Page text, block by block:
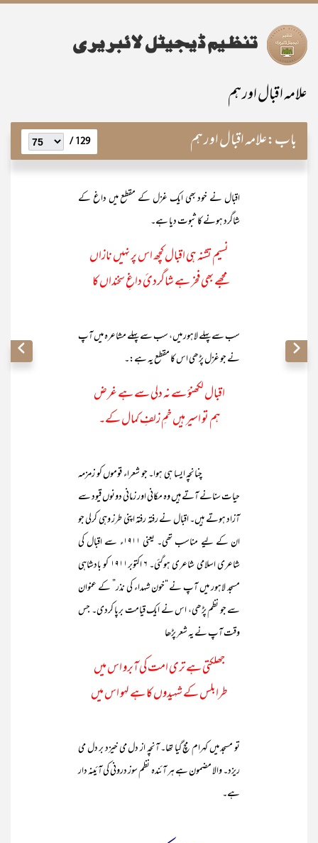
علامہ اقبال اور ہم
باب:علامہ اقبال اور ہم 129 /
اقبال نے خود بھی ایک غزل کے مقطع میں داغ کے
شاگرد ہونے کا ثبوت دیا ہے۔
نسیم تشنہ ہی اقبال کچھ اس پر نہیں نازاں
مجھے بھی فخر ہے شاگردئ داغِ سخنداں کا
سب سے پہلے لاہور میں، سب سے پہلے مشاعرہ میں آپ
نے جو غزل پڑھی اس کا مقطع یہ ہے:۔
اقبال لکھنؤ سے نہ دلی سے ہے غرض
ہم تو اسیر ہیں خمِ زلفِ کمال کے۔
چنانچہ ایسا ہی ہوا۔ جو شعراء قوموں کو زمزمہ
حیات سنانے آتے ہیں وہ مکانی اور زمانی دونوں قیود سے
آزاد ہوتے ہیں۔ اقبال نے رفتہ رفتہ اپنی طرز وہی کرلی جو
ان کے لیے مناسب تھی۔ یعنی ۱۹۱۱ء سے اقبال کی
شاعری اسلامی شاعری ہوگئی۔ ۶ اکتوبر۱۹۱۱ کو بادشاہی
مسجد لاہور میں آپ نے “خون شہداء کی نذر” کے عنوان
سے جو نظم پڑھی، اس نے ایک قیامت برپا کردی۔ جس
وقت آپ نے یہ شعر پڑھا
جھلکتی ہے تری امت کی آبرو اس میں
طرابلس کے شہیدوں کا ہے لہو اس میں
تو مسجد میں کہرام مچ گیا تھا۔ آنچہ از دل می خیزد بر دل می
ریزد۔ والا مضمون ہے ہر آئندہ نظم سوز درونی کی آئینہ دار
ہے۔